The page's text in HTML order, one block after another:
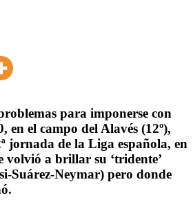
para imponerse con
el campo del Alavés (12º),
jornada de la Liga española, en
volvió a brillar su ‘tridente’
Suárez-Neymar) pero donde